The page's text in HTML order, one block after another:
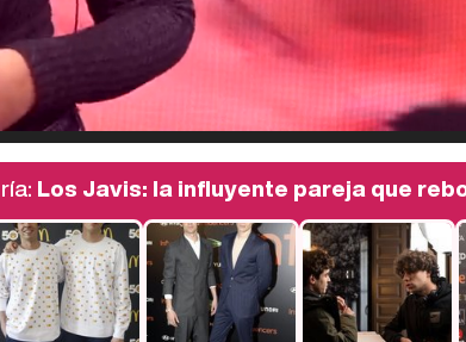
Los Javis: la influyente pareja que